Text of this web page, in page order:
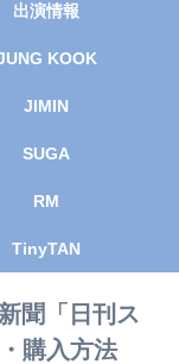
出演情報
KOOK
JIMIN
SUGA
RM
TinyTAN
聞「日刊ス
購入方法